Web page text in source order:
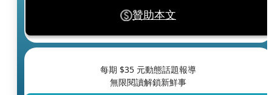
贊助本文
每期 $35 元動態話題報導
無限閱讀解鎖新鮮事